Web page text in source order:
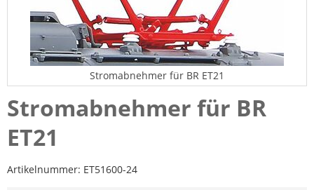
Stromabnehmer für BR ET21
Stromabnehmer für BR
ET21
Artikelnummer: ET51600-24